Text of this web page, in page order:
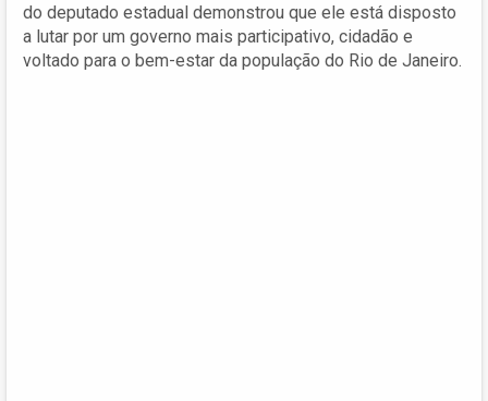
do deputado estadual demonstrou que ele está disposto
a lutar por um governo mais participativo, cidadão e
voltado para o bem-estar da população do Rio de Janeiro.